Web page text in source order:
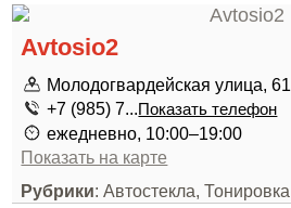
Avtosio2
Молодогвардейская улица,
+7 (985) 7...Показать телефон
ежедневно, 10:00–19:00
Показать на карте
Рубрики: Автостекла, Тонировка